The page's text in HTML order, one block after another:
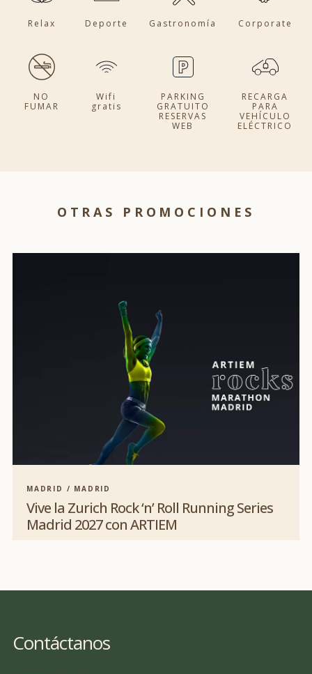
Relax Deporte Gastronomía Corporate
NO
FUMAR
Wifi
gratis
PARKING
GRATUITO
RESERVAS
WEB
RECARGA
PARA
VEHÍCULO
ELÉCTRICO
OTRAS PROMOCIONES
MADRID / MADRID
Vive la Zurich Rock ‘n’ Roll Running Series
Madrid 2027 con ARTIEM
Contáctanos